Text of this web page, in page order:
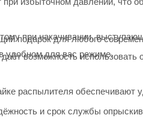
при накачивании,
возможность
распылителя обеспечивают
и срок службы
подарок для любого
удобном для вас режиме.